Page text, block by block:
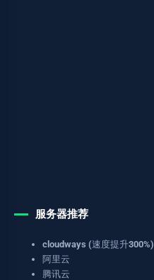
服务器推荐
cloudways (速度提升300%)
阿里云
腾讯云